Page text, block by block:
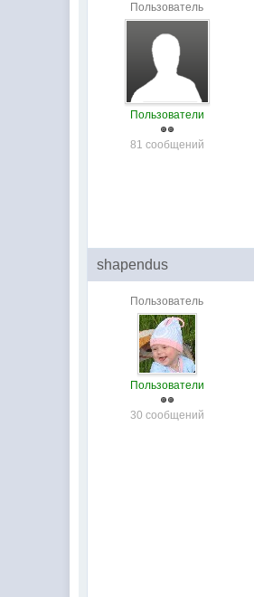
Пользователь
Пользователи
81 сообщений
shapendus
Пользователь
Пользователи
30 сообщений